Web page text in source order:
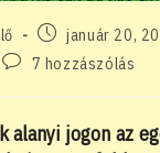
Post
published:
január 20,
Post7 hozzászólás
alanyi jogon az